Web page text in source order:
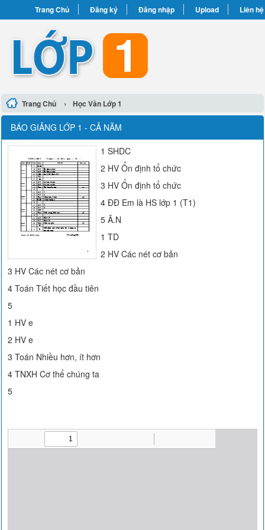
Trang Chủ Đăng ký Đăng nhập Upload Liên hệ
Trang Chủ › Học Vần Lớp 1
BÁO GIẢNG LỚP 1 - CẢ NĂM
1 SHDC
2 HV Ổn định tổ chức
3 HV Ổn định tổ chức
4 ĐĐ Em là HS lớp 1 (T1)
5 Â.N
1 TD
2 HV Các nét cơ bản
3 HV Các nét cơ bản
4 Toán Tiết học đầu tiên
5
1 HV e
2 HV e
3 Toán Nhiều hơn, ít hơn
4 TNXH Cơ thể chúng ta
5